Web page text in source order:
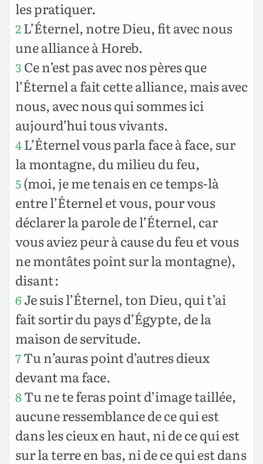
les pratiquer.
2L’Éternel, notre Dieu, fit avec nous
une alliance à Horeb.
3 Ce n’est pas avec nos pères que
l’Éternel a fait cette alliance, mais avec
nous, avec nous qui sommes ici
aujourd’hui tous vivants.
4L’Éternel vous parla face à face, sur
la montagne, du milieu du feu,
5(moi, je me tenais en ce temps-là
entre l’Éternel et vous, pour vous
déclarer la parole de l’Éternel, car
vous aviez peur à cause du feu et vous
ne montâtes point sur la montagne),
disant :
6 Je suis l’Éternel, ton Dieu, qui t’ai
fait sortir du pays d’Égypte, de la
maison de servitude.
7Tu n’auras point d’autres dieux
devant ma face.
8Tu ne te feras point d’image taillée,
aucune ressemblance de ce qui est
dans les cieux en haut, ni de ce qui est
sur la terre en bas, ni de ce qui est dans